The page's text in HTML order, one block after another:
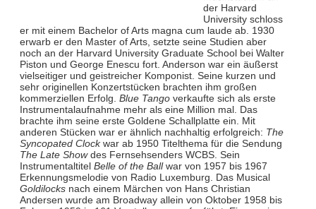
der Harvard
University schloss
er mit einem Bachelor of Arts magna cum laude ab. 1930
erwarb er den Master of Arts, setzte seine Studien aber
noch an der Harvard University Graduate School bei Walter
Piston und George Enescu fort. Anderson war ein äußerst
vielseitiger und geistreicher Komponist. Seine kurzen und
sehr originellen Konzertstücken brachten ihm großen
kommerziellen Erfolg. Blue Tangoverkaufte sich als erste
Instrumentalaufnahme mehr als eine Million mal. Das
brachte ihm seine erste Goldene Schallplatte ein. Mit
anderen Stücken war er ähnlich nachhaltig erfolgreich: The
Syncopated Clockwar ab 1950 Titelthema für die Sendung
The Late Showdes Fernsehsenders WCBS. Sein
Instrumentaltitel Belle of the Ballwar von 1957 bis 1967
Erkennungsmelodie von Radio Luxemburg. Das Musical
Goldilocksnach einem Märchen von Hans Christian
Andersen wurde am Broadway allein von Oktober 1958 bis